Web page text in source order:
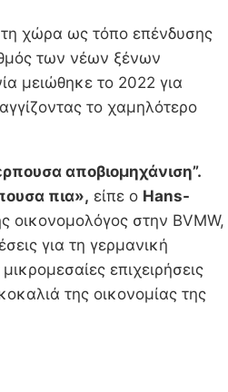
τη χώρα ως τόπο επένδυσης
των νέων ξένων
μειώθηκε το 2022 για
το χαμηλότερο
αποβιομηχάνιση”.
πια», είπε ο Hans-
οικονομολόγος στην BVMW,
για τη γερμανική
επιχειρήσεις
της οικονομίας της